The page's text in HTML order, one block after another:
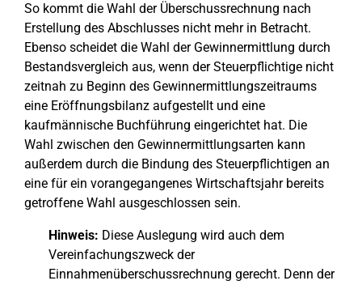
So kommt die Wahl der Überschussrechnung nach
Erstellung des Abschlusses nicht mehr in Betracht.
Ebenso scheidet die Wahl der Gewinnermittlung durch
Bestandsvergleich aus, wenn der Steuerpflichtige nicht
zeitnah zu Beginn des Gewinnermittlungszeitraums
eine Eröffnungsbilanz aufgestellt und eine
kaufmännische Buchführung eingerichtet hat. Die
Wahl zwischen den Gewinnermittlungsarten kann
außerdem durch die Bindung des Steuerpflichtigen an
eine für ein vorangegangenes Wirtschaftsjahr bereits
getroffene Wahl ausgeschlossen sein.
Hinweis: Diese Auslegung wird auch dem
Vereinfachungszweck der
Einnahmenüberschussrechnung gerecht. Denn der